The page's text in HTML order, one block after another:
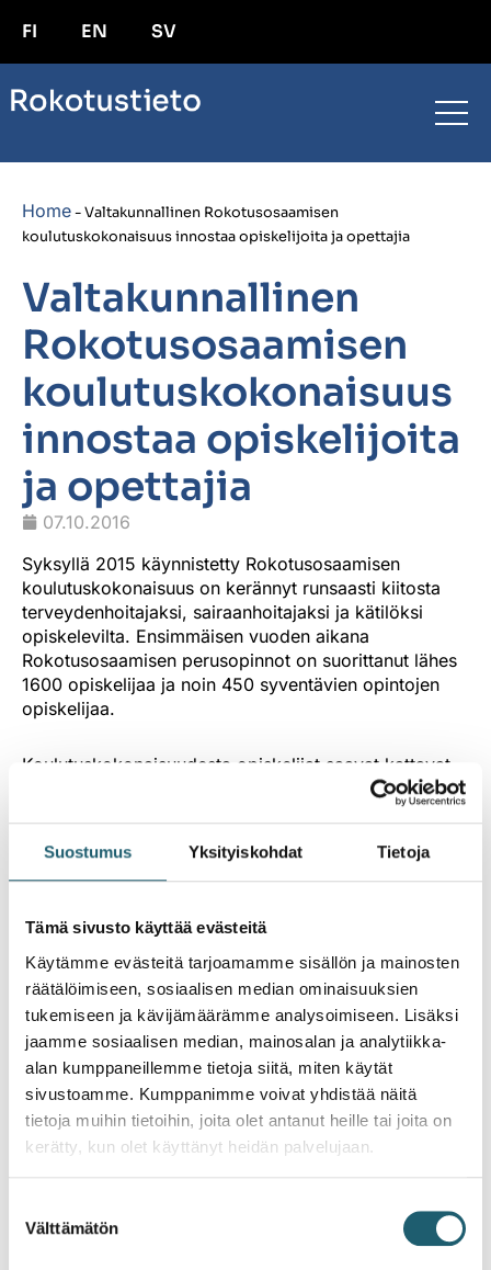
Suostumus Yksityiskohdat Tietoja
Tämä sivusto käyttää evästeitä
Käytämme evästeitä tarjoamamme sisällön ja mainosten
räätälöimiseen, sosiaalisen median ominaisuuksien
tukemiseen ja kävijämäärämme analysoimiseen. Lisäksi
jaamme sosiaalisen median, mainosalan ja analytiikka-
alan kumppaneillemme tietoja siitä, miten käytät
sivustoamme. Kumppanimme voivat yhdistää näitä
tietoja muihin tietoihin, joita olet antanut heille tai joita on
kerätty, kun olet käyttänyt heidän palvelujaan.
valinta
Välttämätön
FI EN SV
Home-Valtakunnallinen Rokotusosaamisen
koulutuskokonaisuus innostaa opiskelijoita ja opettajia
Valtakunnallinen
Rokotusosaamisen
koulutuskokonaisuus
innostaa opiskelijoita
ja opettajia
07.10.2016
Syksyllä 2015 käynnistetty Rokotusosaamisen
koulutuskokonaisuus on kerännyt runsaasti kiitosta
terveydenhoitajaksi, sairaanhoitajaksi ja kätilöksi
opiskelevilta. Ensimmäisen vuoden aikana
Rokotusosaamisen perusopinnot on suorittanut lähes
1600 opiskelijaa ja noin 450 syventävien opintojen
opiskelijaa.
Koulutuskokonaisuudesta opiskelijat saavat kattavat
tiedot rokotteista, rokottamisesta sekä rokotuksin
joustavaa ja materiaalit ajantasaisia. Oppimistehtävien
on tarkoitus myös kannustaa pohtimaan omaa
Koulutuskokonaisuuden ovat luoneet Metropolia
ammattikorkeakoulun, Turun ammattikorkeakoulun ja
Diakonia-ammattikorkeakoulun opettajat yhdessä
THL:n Rokotusohjelmayksikön asiantuntijoiden
kanssa.
Lähteet